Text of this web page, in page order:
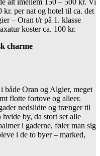
alt imellem 150 – 500 kr. Vi
kr. per nat og hotel til ca. det
– Oran t/r på 1. klasse
koster ca. 100 kr.
charme
både Oran og Algier, meget
flotte fortove og alleer.
nedslidte og trænger til
by, da stort set alle
i gaderne, føler man sig
i de to byer – marked,